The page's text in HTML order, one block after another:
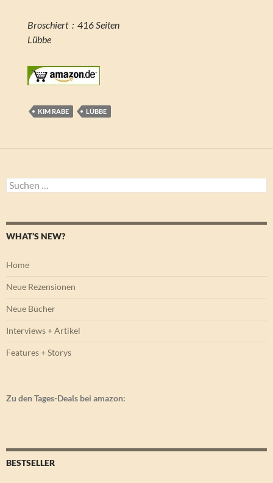
Broschiert ‏ : ‎ 416 Seiten
Lübbe
KIM RABE LÜBBE
Suchen
nach:
WHAT’S NEW?
Home
Neue Rezensionen
Neue Bücher
Interviews + Artikel
Features + Storys
Zu den Tages-Deals bei amazon:
BESTSELLER